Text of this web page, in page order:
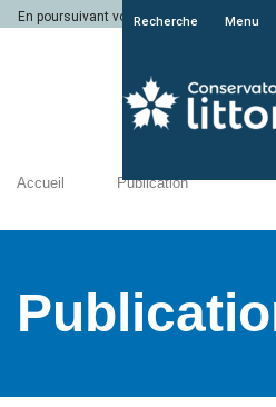
En poursuivant votre navigation sur le
Recherche Menu
Accueil Publication